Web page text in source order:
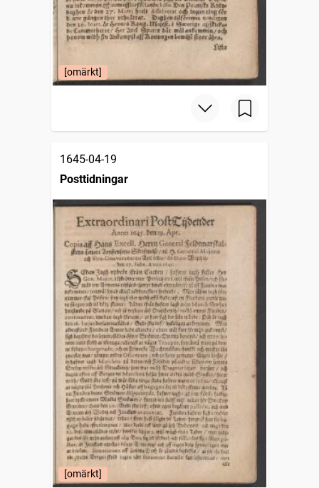
[omärkt]
1645-04-19
Posttidningar
[omärkt]